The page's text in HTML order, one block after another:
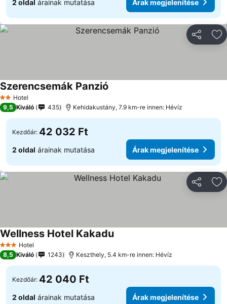
2 oldal árainak mutatása Árak megjelenítése
2 Kategória
Hotel
Szerencsemák Panzió
9,5 Kiváló 435 Kehidakustány, 7.9 km-re innen: Hévíz
Kezdőár: 42 032 Ft
2 oldal árainak mutatása Árak megjelenítése
3 Kategória
Hotel
Wellness Hotel KakaduÁrak megjelenítése
8,5 Kiváló 1243 Keszthely, 5.4 km-re innen: Hévíz
Kezdőár: 42 040 Ft
2 oldal árainak mutatása Árak megjelenítése